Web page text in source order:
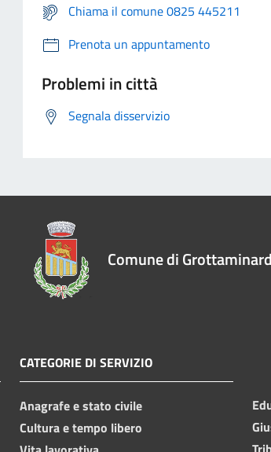
Chiama il comune 0825 445211
Prenota un appuntamento
Problemi in città
Segnala disservizio
Comune di
CATEGORIE DI SERVIZIO
Anagrafe e stato civile
Cultura e tempo libero